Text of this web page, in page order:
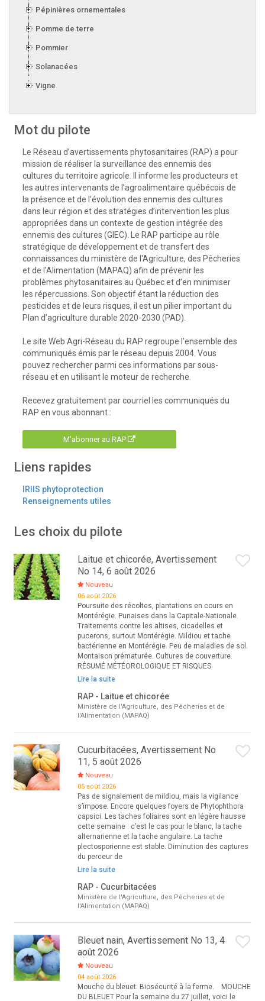
Pépinières ornementales
Pomme de terre
Pommier
Solanacées
Vigne
Mot du pilote
Le Réseau d’avertissements phytosanitaires (RAP) a pour
mission de réaliser la surveillance des ennemis des
cultures du territoire agricole. Il informe les producteurs et
les autres intervenants de l’agroalimentaire québécois de
la présence et de l’évolution des ennemis des cultures
dans leur région et des stratégies d’intervention les plus
appropriées dans un contexte de gestion intégrée des
ennemis des cultures (GIEC). Le RAP participe au rôle
stratégique de développement et de transfert des
connaissances du ministère de l'Agriculture, des Pêcheries
et de l'Alimentation (MAPAQ) afin de prévenir les
problèmes phytosanitaires au Québec et d’en minimiser
les répercussions. Son objectif étant la réduction des
pesticides et de leurs risques, il est un pilier important du
Plan d’agriculture durable 2020-2030 (PAD).
Le site Web Agri-Réseau du RAP regroupe l’ensemble des
communiqués émis par le réseau depuis 2004. Vous
pouvez rechercher parmi ces informations par sous-
réseau et en utilisant le moteur de recherche.
Recevez gratuitement par courriel les communiqués du
RAP en vous abonnant :
M'abonner au RAP
Liens rapides
IRIIS phytoprotection
Renseignements utiles
Les choix du pilote
Laitue et chicorée, Avertissement
No 14, 6 août 2026
Nouveau
06 août 2026
Poursuite des récoltes, plantations en cours en
Montérégie. Punaises dans la Capitale-Nationale.
Traitements contre les altises, cicadelles et
pucerons, surtout Montérégie. Mildiou et tache
bactérienne en Montérégie. Peu de maladies de sol.
Montaison prématurée. Cultures de couverture.
RÉSUMÉ MÉTÉOROLOGIQUE ET RISQUES
Lire la suite
RAP - Laitue et chicorée
Ministère de l'Agriculture, des Pêcheries et de
l'Alimentation (MAPAQ)
Cucurbitacées, Avertissement No
11, 5 août 2026
Nouveau
05 août 2026
Pas de signalement de mildiou, mais la vigilance
s’impose. Encore quelques foyers de Phytophthora
capsici. Les taches foliaires sont en légère hausse
cette semaine : c’est le cas pour le blanc, la tache
alternarienne et la tache angulaire. La tache
plectosporienne est stable. Diminution des captures
du perceur de
Lire la suite
RAP - Cucurbitacées
Ministère de l'Agriculture, des Pêcheries et de
l'Alimentation (MAPAQ)
Bleuet nain, Avertissement No 13, 4
août 2026
Nouveau
04 août 2026
Mouche du bleuet. Biosécurité à la ferme. MOUCHE
DU BLEUET Pour la semaine du 27 juillet, voici le